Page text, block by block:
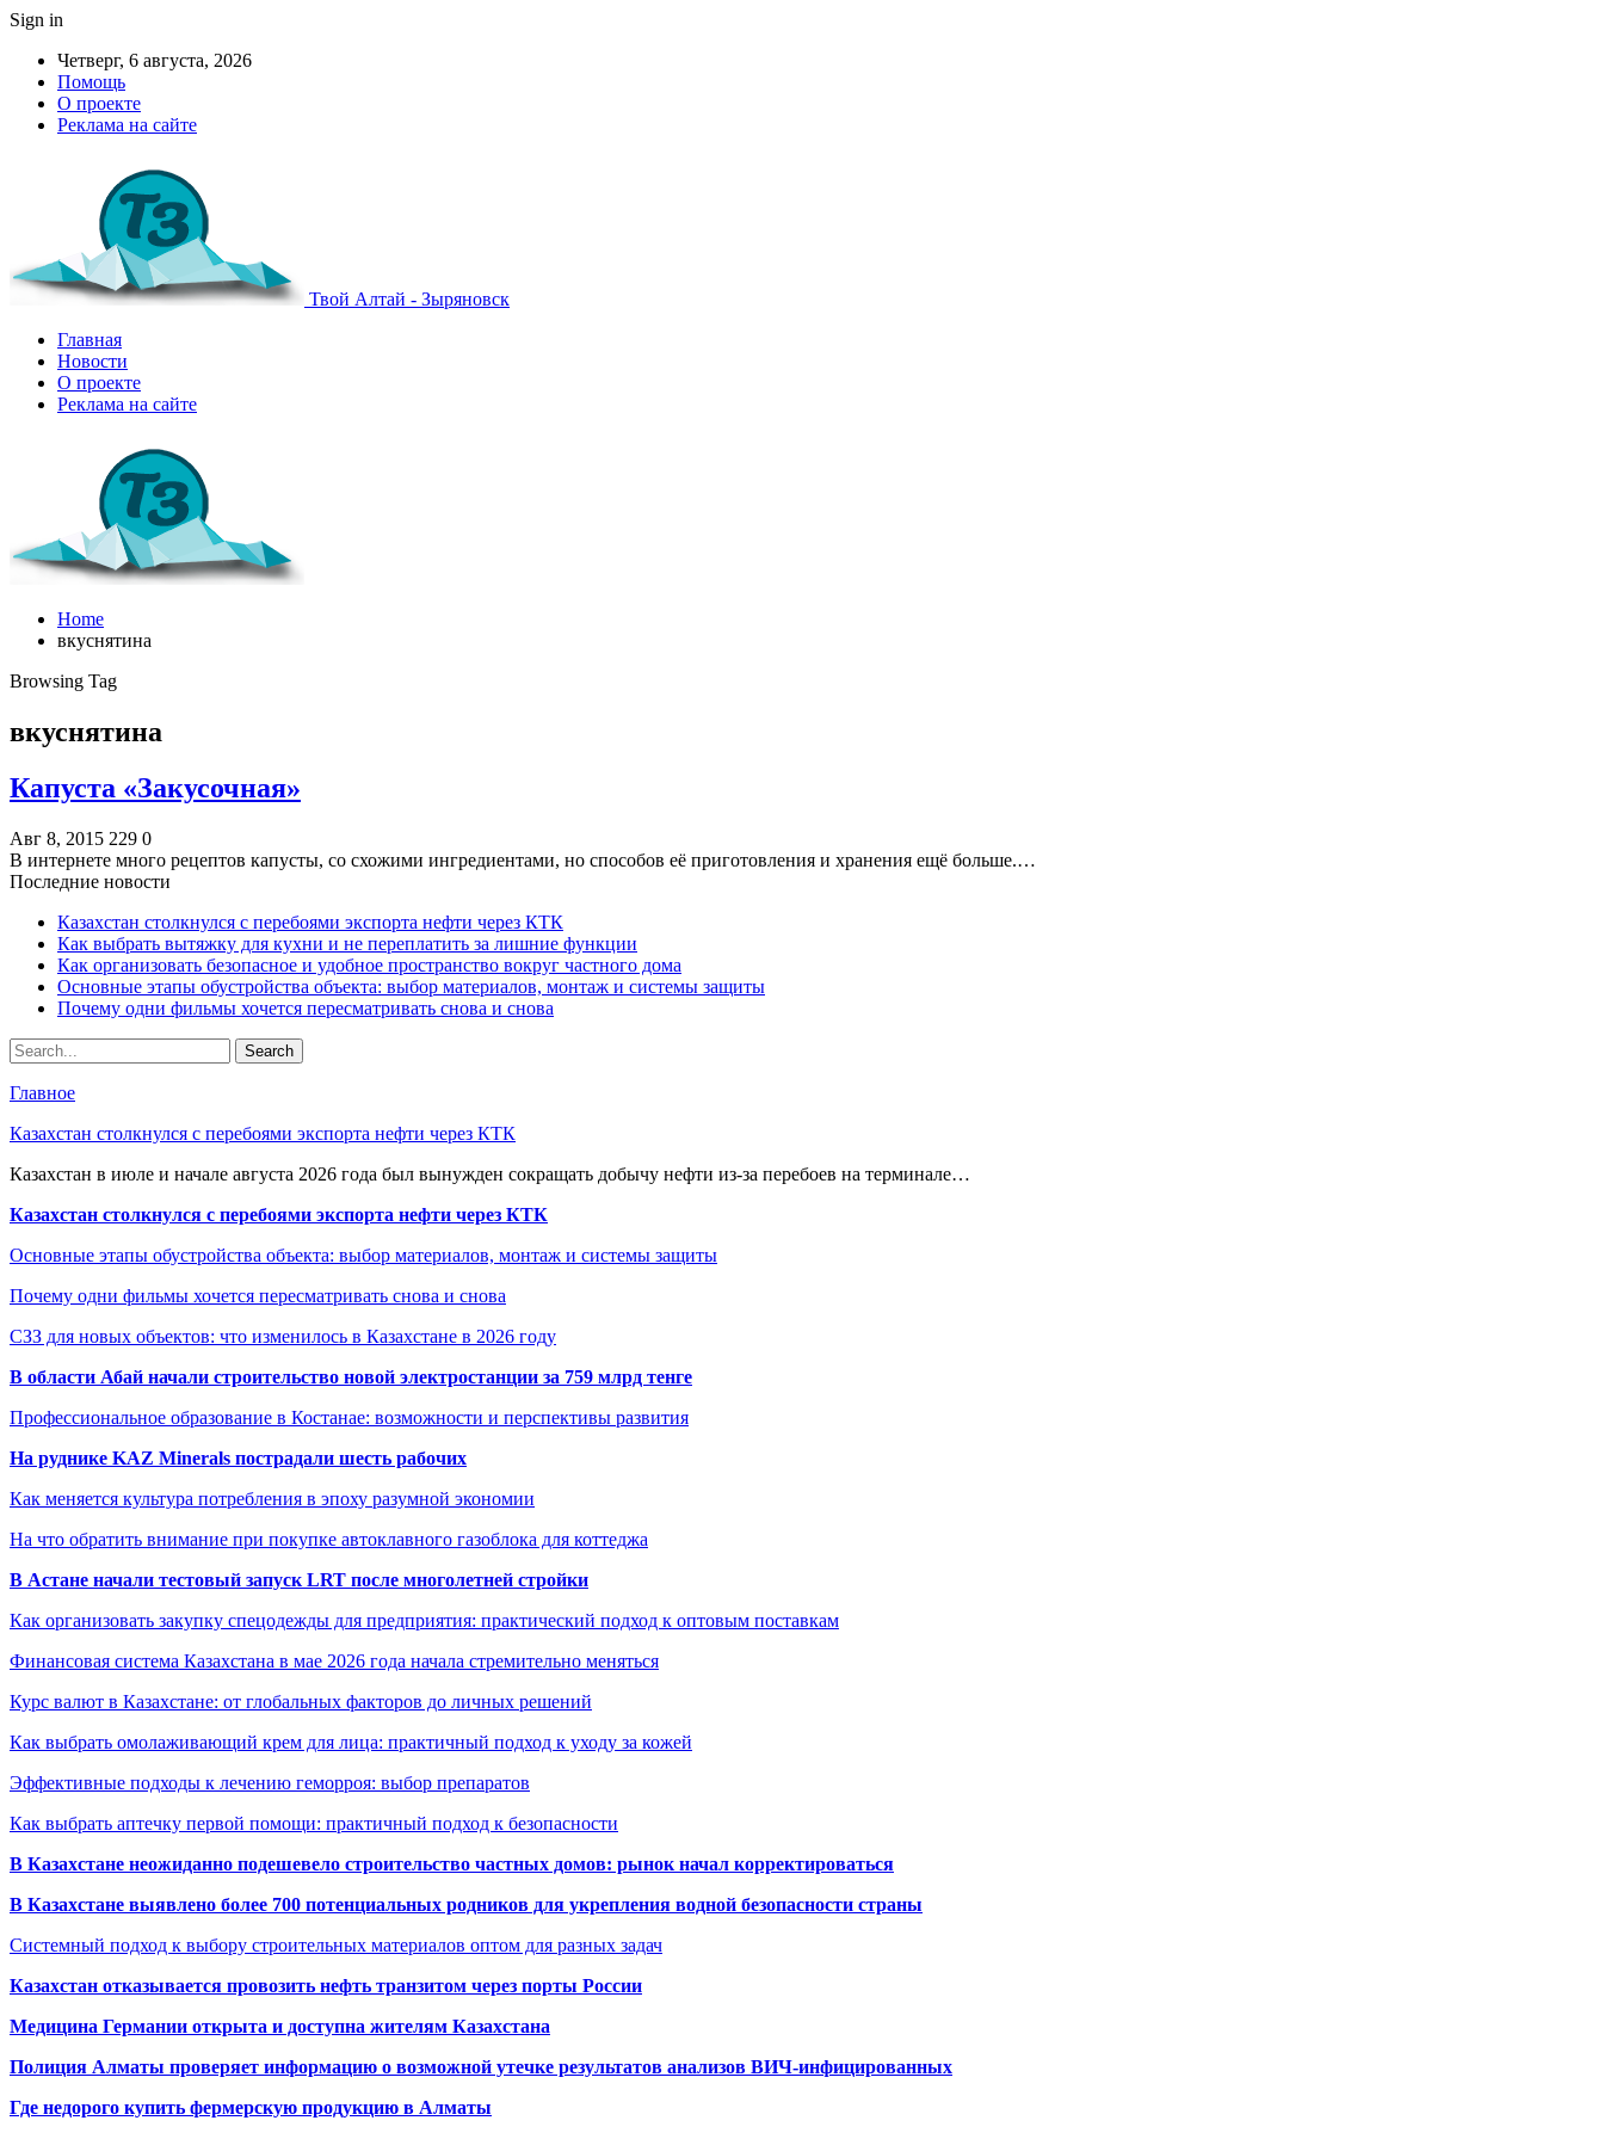
Sign in
Четверг, 6 августа, 2026
Помощь
О проекте
Реклама на сайте
Твой Алтай - Зыряновск
Главная
Новости
О проекте
Реклама на сайте
Home
вкуснятина
Browsing Tag
вкуснятина
Капуста «Закусочная»
Авг 8, 2015 229 0
В интернете много рецептов капусты, со схожими ингредиентами, но способов её приготовления и хранения ещё больше.…
Последние новости
Казахстан столкнулся с перебоями экспорта нефти через КТК
Как выбрать вытяжку для кухни и не переплатить за лишние функции
Как организовать безопасное и удобное пространство вокруг частного дома
Основные этапы обустройства объекта: выбор материалов, монтаж и системы защиты
Почему одни фильмы хочется пересматривать снова и снова
Главное
Казахстан столкнулся с перебоями экспорта нефти через КТК
Казахстан в июле и начале августа 2026 года был вынужден сокращать добычу нефти из-за перебоев на терминале…
Казахстан столкнулся с перебоями экспорта нефти через КТК
Основные этапы обустройства объекта: выбор материалов, монтаж и системы защиты
Почему одни фильмы хочется пересматривать снова и снова
СЗЗ для новых объектов: что изменилось в Казахстане в 2026 году
В области Абай начали строительство новой электростанции за 759 млрд тенге
Профессиональное образование в Костанае: возможности и перспективы развития
На руднике KAZ Minerals пострадали шесть рабочих
Как меняется культура потребления в эпоху разумной экономии
На что обратить внимание при покупке автоклавного газоблока для коттеджа
В Астане начали тестовый запуск LRT после многолетней стройки
Как организовать закупку спецодежды для предприятия: практический подход к оптовым поставкам
Финансовая система Казахстана в мае 2026 года начала стремительно меняться
Курс валют в Казахстане: от глобальных факторов до личных решений
Как выбрать омолаживающий крем для лица: практичный подход к уходу за кожей
Эффективные подходы к лечению геморроя: выбор препаратов
Как выбрать аптечку первой помощи: практичный подход к безопасности
В Казахстане неожиданно подешевело строительство частных домов: рынок начал корректироваться
В Казахстане выявлено более 700 потенциальных родников для укрепления водной безопасности страны
Системный подход к выбору строительных материалов оптом для разных задач
Казахстан отказывается провозить нефть транзитом через порты России
Медицина Германии открыта и доступна жителям Казахстана
Полиция Алматы проверяет информацию о возможной утечке результатов анализов ВИЧ-инфицированных
Где недорого купить фермерскую продукцию в Алматы